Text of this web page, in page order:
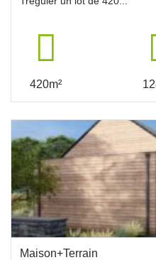
420m²
Maison+Terrain